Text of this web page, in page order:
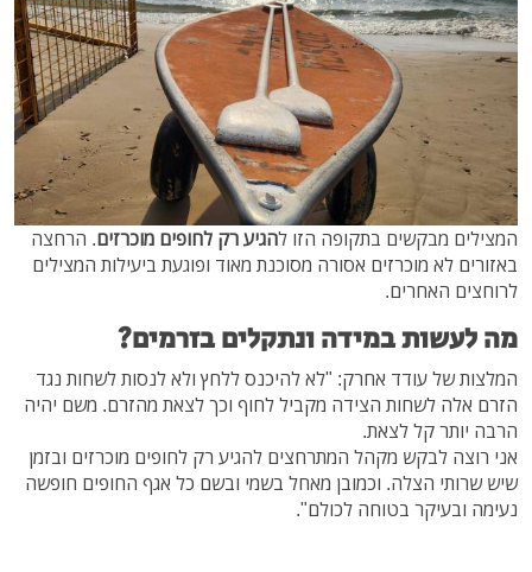
המצילים מבקשים בתקופה הזו להגיע רק לחופים מוכרזים. הרחצה
באזורים לא מוכרזים אסורה מסוכנת מאוד ופוגעת ביעילות המצילים
לרוחצים האחרים.
מה לעשות במידה ונתקלים בזרמים?
המלצות של עודד אחרק: "לא להיכנס ללחץ ולא לנסות לשחות נגד
הזרם אלה לשחות הצידה מקביל לחוף וכך לצאת מהזרם. משם יהיה
הרבה יותר קל לצאת.
אני רוצה לבקש מקהל המתרחצים להגיע רק לחופים מוכרזים ובזמן
שיש שרותי הצלה. וכמובן מאחל בשמי ובשם כל אגף החופים חופשה
נעימה ובעיקר בטוחה לכולם".